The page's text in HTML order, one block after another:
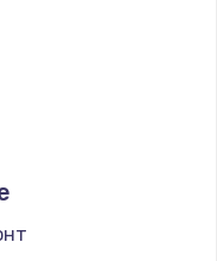
датчика
CHUWI